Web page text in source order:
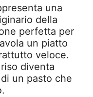
una
della
perfetta per
un piatto
veloce.
diventa
un pasto che